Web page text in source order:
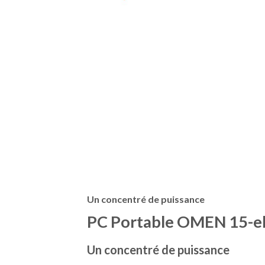
Un concentré de puissance
PC Portable OMEN 15-
Un concentré de puissance